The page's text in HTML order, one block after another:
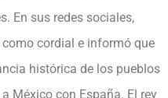
En sus redes sociales,
cordial e informó que
histórica de los pueblos
México con España. El rey